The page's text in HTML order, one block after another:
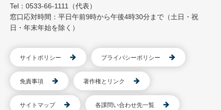
Tel：0533-66-1111（代表）
窓口応対時間：平日午前9時から午後4時30分まで（土日・祝
日・年末年始を除く）
サイトポリシー プライバシーポリシー
免責事項 著作権とリンク
サイトマップ 各課問い合わせ先一覧